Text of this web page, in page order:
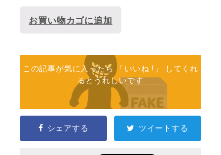
お買い物カゴに追加
この記事が気に入ったら 「いいね !」 してくれ
るとうれしいです
シェアする ツイートする